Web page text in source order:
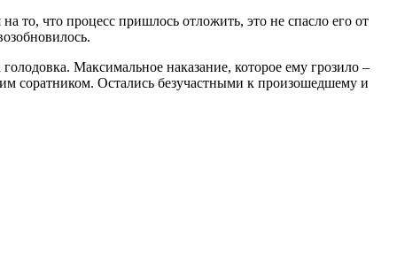
то, что процесс пришлось отложить, это не спасло его от
Максимальное наказание, которое ему грозило –
соратником. Остались безучастными к произошедшему и